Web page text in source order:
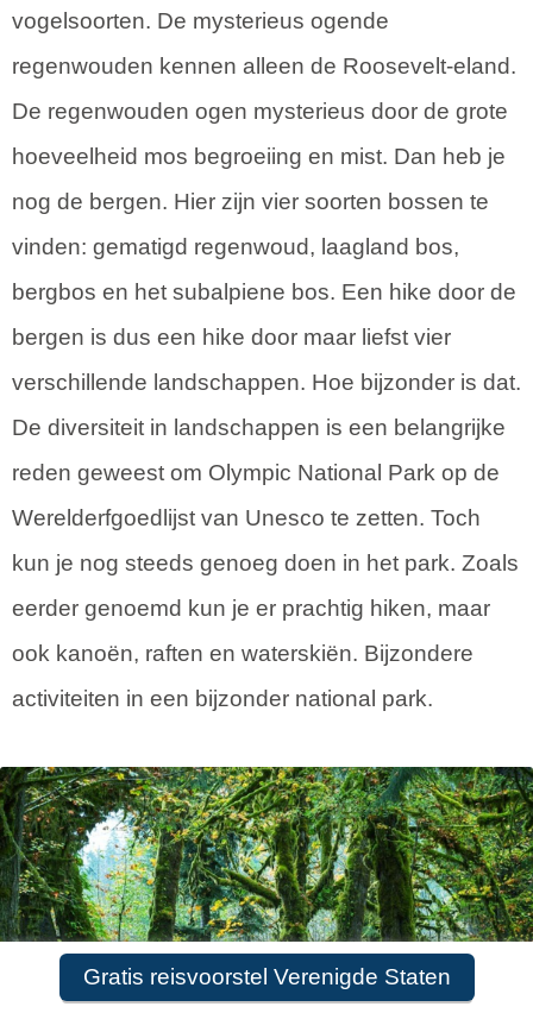
Gratis reisvoorstel Verenigde Staten
vogelsoorten. De mysterieus ogende
regenwouden kennen alleen de Roosevelt-eland.
De regenwouden ogen mysterieus door de grote
hoeveelheid mos begroeiing en mist. Dan heb je
nog de bergen. Hier zijn vier soorten bossen te
vinden: gematigd regenwoud, laagland bos,
bergbos en het subalpiene bos. Een hike door de
bergen is dus een hike door maar liefst vier
verschillende landschappen. Hoe bijzonder is dat.
De diversiteit in landschappen is een belangrijke
reden geweest om Olympic National Park op de
Werelderfgoedlijst van Unesco te zetten. Toch
kun je nog steeds genoeg doen in het park. Zoals
eerder genoemd kun je er prachtig hiken, maar
ook kanoën, raften en waterskiën. Bijzondere
activiteiten in een bijzonder national park.